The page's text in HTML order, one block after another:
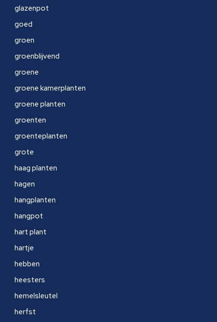
glazenpot
goed
groen
groenblijvend
groene
groene kamerplanten
groene planten
groenten
groenteplanten
grote
haag planten
hagen
hangplanten
hangpot
hart plant
hartje
hebben
heesters
hemelsleutel
herfst